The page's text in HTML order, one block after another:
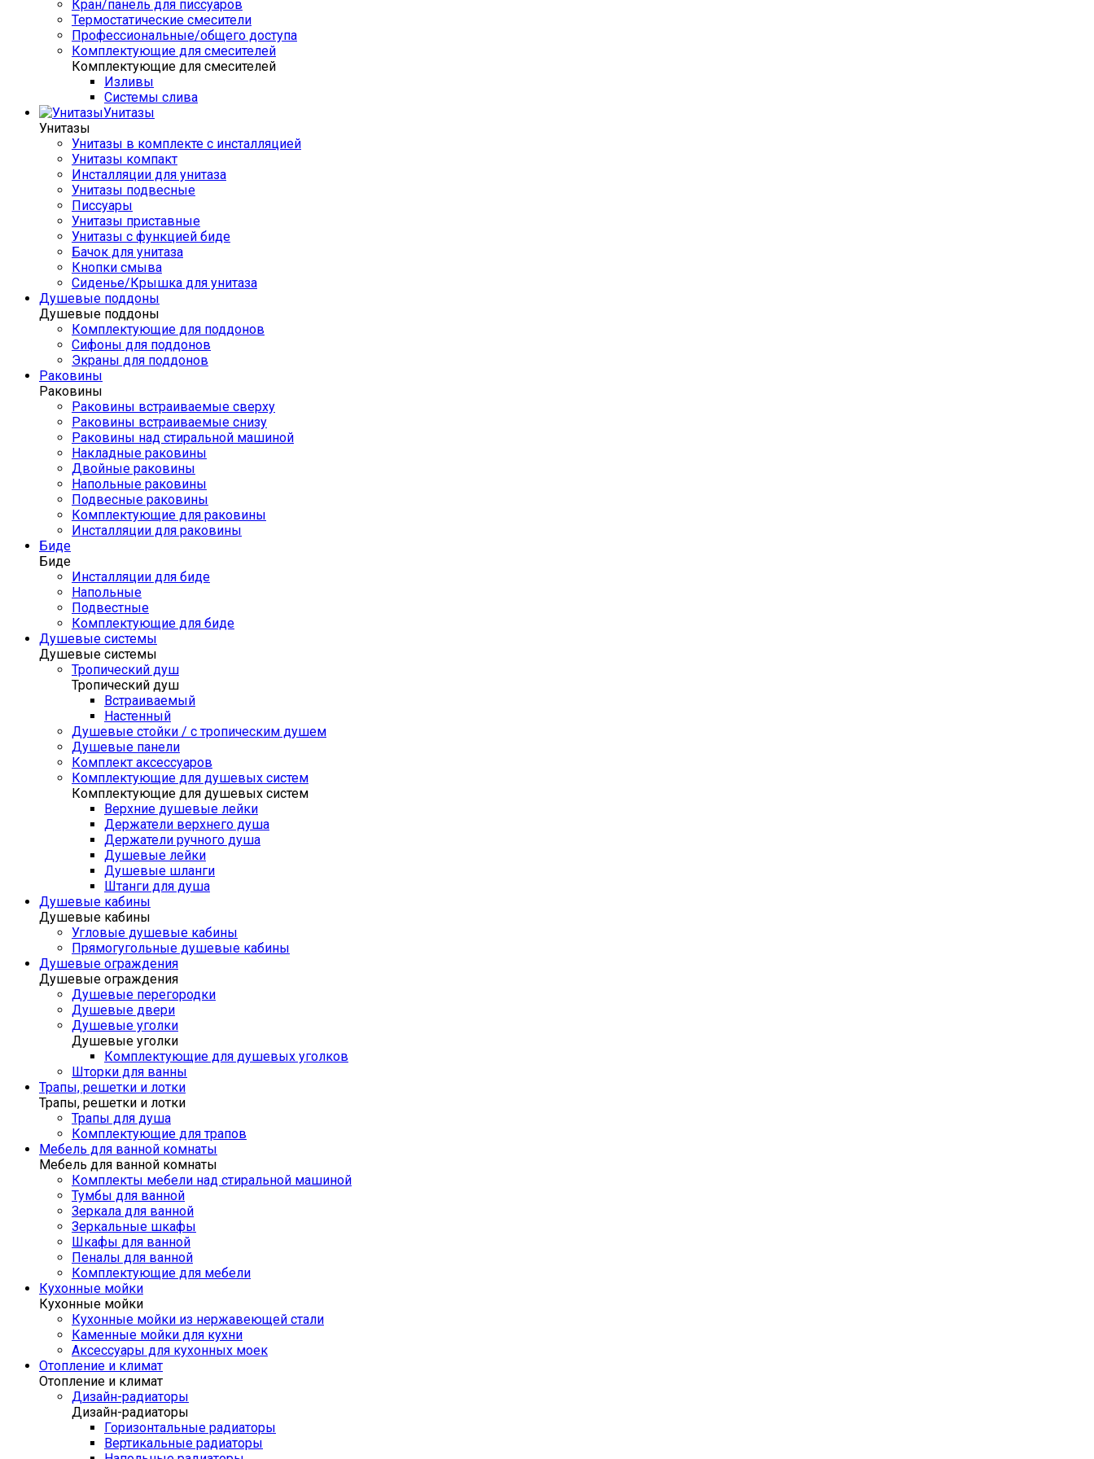
Кран/панель для писсуаров
Термостатические смесители
Профессиональные/общего доступа
Комплектующие для смесителей
Комплектующие для смесителей
Изливы
Системы слива
Унитазы
Унитазы
Унитазы в комплекте с инсталляцией
Унитазы компакт
Инсталляции для унитаза
Унитазы подвесные
Писсуары
Унитазы приставные
Унитазы с функцией биде
Бачок для унитаза
Кнопки смыва
Сиденье/Крышка для унитаза
Душевые поддоны
Душевые поддоны
Комплектующие для поддонов
Сифоны для поддонов
Экраны для поддонов
Раковины
Раковины
Раковины встраиваемые сверху
Раковины встраиваемые снизу
Раковины над стиральной машиной
Накладные раковины
Двойные раковины
Напольные раковины
Подвесные раковины
Комплектующие для раковины
Инсталляции для раковины
Биде
Биде
Инсталляции для биде
Напольные
Подвестные
Комплектующие для биде
Душевые системы
Душевые системы
Тропический душ
Тропический душ
Встраиваемый
Настенный
Душевые стойки / с тропическим душем
Душевые панели
Комплект аксессуаров
Комплектующие для душевых систем
Комплектующие для душевых систем
Верхние душевые лейки
Держатели верхнего душа
Держатели ручного душа
Душевые лейки
Душевые шланги
Штанги для душа
Душевые кабины
Душевые кабины
Угловые душевые кабины
Прямогугольные душевые кабины
Душевые ограждения
Душевые ограждения
Душевые перегородки
Душевые двери
Душевые уголки
Душевые уголки
Комплектующие для душевых уголков
Шторки для ванны
Трапы, решетки и лотки
Трапы, решетки и лотки
Трапы для душа
Комплектующие для трапов
Мебель для ванной комнаты
Мебель для ванной комнаты
Комплекты мебели над стиральной машиной
Тумбы для ванной
Зеркала для ванной
Зеркальные шкафы
Шкафы для ванной
Пеналы для ванной
Комплектующие для мебели
Кухонные мойки
Кухонные мойки
Кухонные мойки из нержавеющей стали
Каменные мойки для кухни
Аксессуары для кухонных моек
Отопление и климат
Отопление и климат
Дизайн-радиаторы
Дизайн-радиаторы
Горизонтальные радиаторы
Вертикальные радиаторы